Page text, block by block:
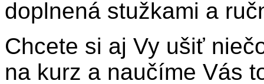
doplnená stužkami a
Chcete si aj Vy ušiť
na kurz a naučíme Vás